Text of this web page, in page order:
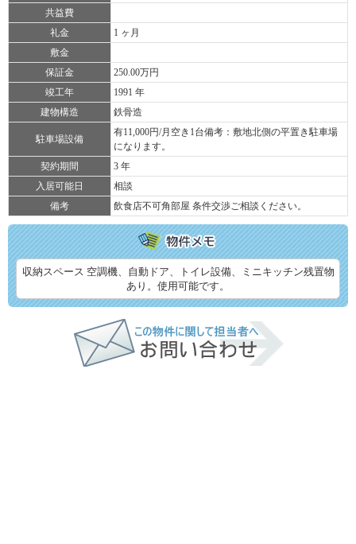
共益費
礼金
1 ヶ月
敷金
保証金
250.00万円
竣工年
1991 年
建物構造
鉄骨造
駐車場設備
有11,000円/月空き1台備考：敷地北側の平置き駐車場
になります。
契約期間
3 年
入居可能日
相談
備考
飲食店不可角部屋 条件交渉ご相談ください。
収納スペース 空調機、自動ドア、トイレ設備、ミニキッチン残置物
あり。使用可能です。